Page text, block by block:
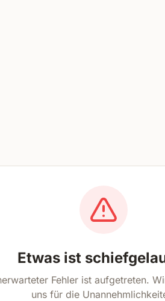
Etwas ist
Fehler ist aufgetreten.
uns für die